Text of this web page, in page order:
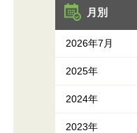
月別
2026年7月
2025年
2024年
2023年